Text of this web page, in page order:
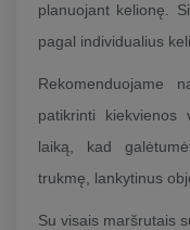
planuojant kelionę.
pagal individualius
Rekomenduojame
patikrinti kiekvienos
laiką, kad
trukmę, lankytinus
Su visais maršrutais